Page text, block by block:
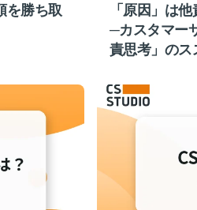
を勝ち取
「原因」は
─カスタマー
責思考」のス